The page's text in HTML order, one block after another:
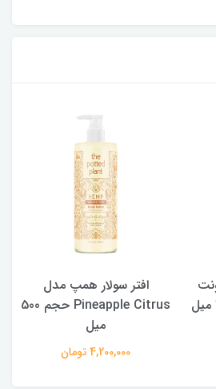
افتر سولار همپ مدل
Pineapple Citrus حجم 500
میل
4,200,000 تومان